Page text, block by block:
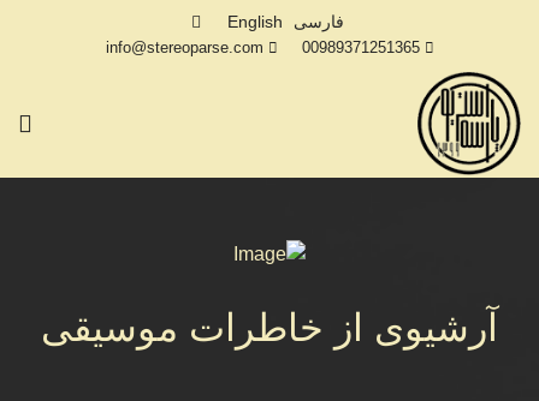
فارسی English
00989371251365
info@stereoparse.com
آرشیوی از خاطرات موسیقی